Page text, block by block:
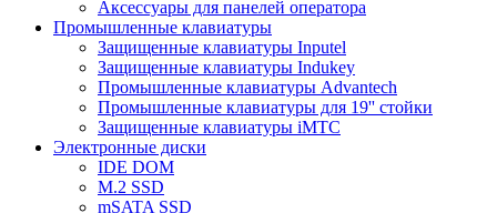
Аксессуары для панелей оператора
Промышленные клавиатуры
Защищенные клавиатуры Inputel
Защищенные клавиатуры Indukey
Промышленные клавиатуры Advantech
Промышленные клавиатуры для 19'' стойки
Защищенные клавиатуры iMTC
Электронные диски
IDE DOM
M.2 SSD
mSATA SSD